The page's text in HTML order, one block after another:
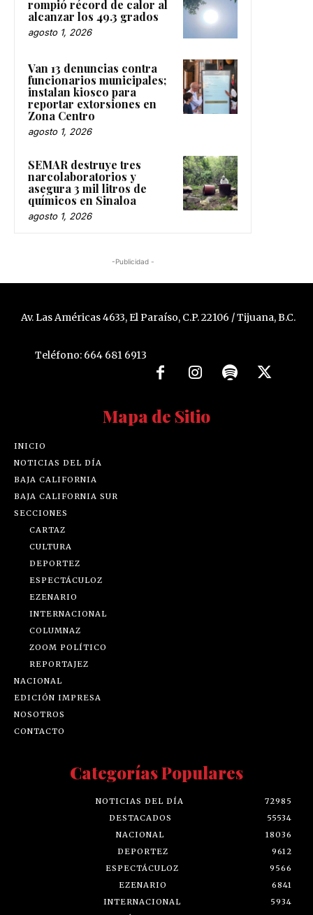
rompió récord de calor al
alcanzar los 49.3 grados
agosto 1, 2026
Van 13 denuncias contra
funcionarios municipales;
instalan kiosco para
reportar extorsiones en
Zona Centro
agosto 1, 2026
SEMAR destruye tres
narcolaboratorios y
asegura 3 mil litros de
químicos en Sinaloa
agosto 1, 2026
-Publicidad -
Av. Las Américas 4633, El Paraíso, C.P. 22106 / Tijuana, B.C.
Teléfono: 664 681 6913
Mapa de Sitio
INICIO
NOTICIAS DEL DÍA
BAJA CALIFORNIA
BAJA CALIFORNIA SUR
SECCIONES
CARTAZ
CULTURA
DEPORTEZ
ESPECTÁCULOZ
EZENARIO
INTERNACIONAL
COLUMNAZ
ZOOM POLÍTICO
REPORTAJEZ
NACIONAL
EDICIÓN IMPRESA
NOSOTROS
CONTACTO
Categorías Populares
NOTICIAS DEL DÍA
72985
DESTACADOS
55534
NACIONAL
18036
DEPORTEZ
9612
ESPECTÁCULOZ
9566
EZENARIO
6841
INTERNACIONAL
5934